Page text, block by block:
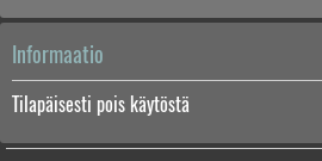
Informaatio
Tilapäisesti pois käytöstä